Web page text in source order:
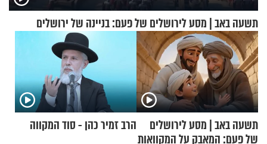
תשעה באב | מסע לירושלים של פעם: בניינה של ירושלים
תשעה באב | מסע לירושלים
של פעם: המאבק על המקוואות
הרב זמיר כהן - סוד המקווה